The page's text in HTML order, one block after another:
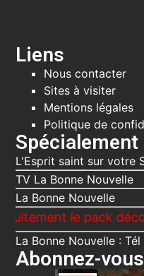
Liens
Nous contacter
Sites à visiter
Mentions légales
Politique de
L'Esprit saint sur votre
TV La Bonne Nouvelle
La Bonne Nouvelle
le pack
La Bonne Nouvelle :
Abonnez-